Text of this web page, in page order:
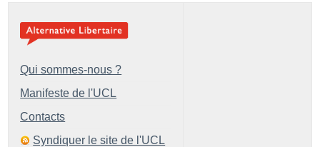
Qui sommes-nous ?
Manifeste de l'UCL
Contacts
Syndiquer le site de l'UCL